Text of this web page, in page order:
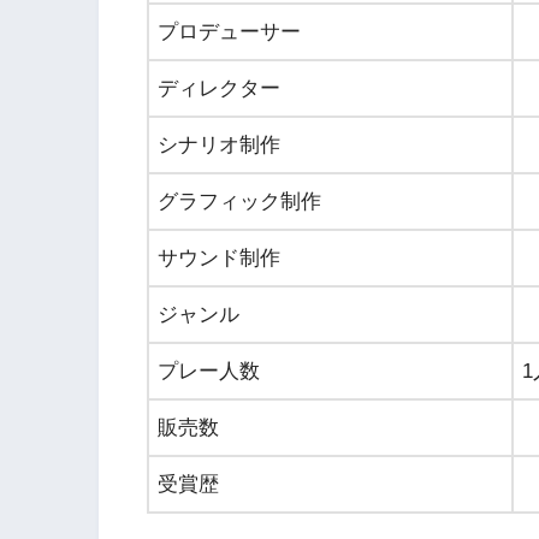
プロデューサー
ディレクター
シナリオ制作
グラフィック制作
サウンド制作
ジャンル
プレー人数 1
販売数
受賞歴